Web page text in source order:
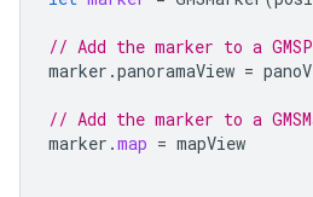
// Add the marker to a
marker .panoramaView =
// Add the marker to a
marker .map = mapView